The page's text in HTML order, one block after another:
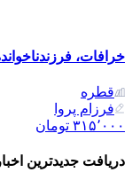
خرافات،
قطره
فرزام پروا
۳۱۵٬۰۰۰ تومان
دریافت جدیدترین‌